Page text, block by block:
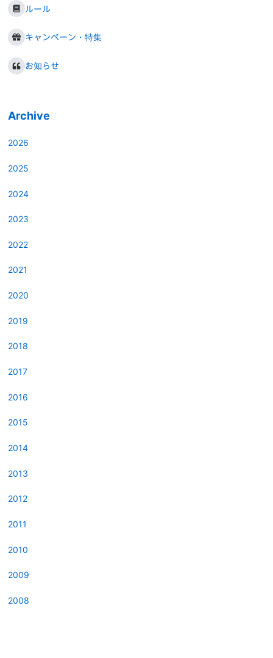
ルール
キャンペーン・特集
お知らせ
Archive
2026
2025
2024
2023
2022
2021
2020
2019
2018
2017
2016
2015
2014
2013
2012
2011
2010
2009
2008